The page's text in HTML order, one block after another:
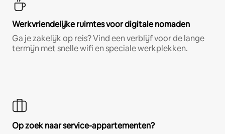
Werkvriendelijke ruimtes voor digitale nomaden
Ga je zakelijk op reis? Vind een verblijf voor de lange
termijn met snelle wifi en speciale werkplekken.
Op zoek naar service-appartementen?